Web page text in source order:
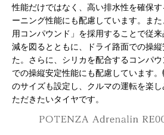
性能だけではなく、高い排水性を確保
ーニング性能にも配慮しています。ま
用コンパウンド」を採用することで従
減を図るとともに、ドライ路面での操
た。さらに、シリカを配合するコンパ
での操縦安定性能にも配慮しています
のサイズも設定し、クルマの運転を楽
ただきたいタイヤです。